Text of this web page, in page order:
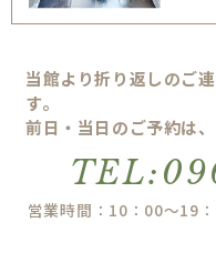
当館より折り返しのご
す。
前日・当日のご予約は
営業時間：10：00～19